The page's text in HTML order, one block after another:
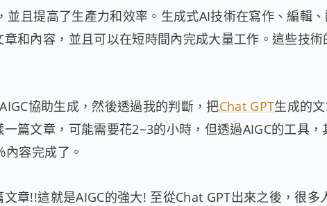
且提高了生產力和效率。生成式AI技術在寫作、編輯
和內容，並且可以在短時間內完成大量工作。這些技
協助生成，然後透過我的判斷，把Chat GPT生成的
篇文章，可能需要花2~3的小時，但透過AIGC的工具，
容完成了。
章!!這就是AIGC的強大! 至從Chat GPT出來之後，很多